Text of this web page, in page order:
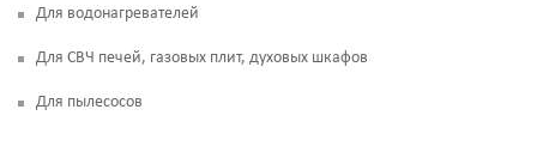
Для водонагревателей
Для СВЧ печей, газовых плит, духовых шкафов
Для пылесосов